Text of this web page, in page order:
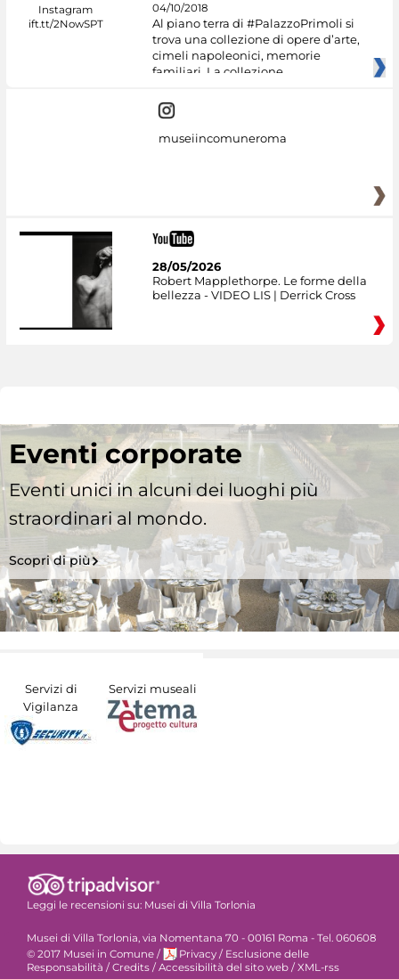
04/10/2018
Al piano terra di #PalazzoPrimoli si
trova una collezione di opere d’arte,
cimeli napoleonici, memorie
familiari. La collezione
museiincomuneroma
28/05/2026
Robert Mapplethorpe. Le forme della
bellezza - VIDEO LIS | Derrick Cross
Eventi corporate
Eventi unici in alcuni dei luoghi più
straordinari al mondo.
Scopri di più
Servizi di
Vigilanza
Servizi museali
Leggi le recensioni su: Musei di Villa Torlonia
Musei di Villa Torlonia, via Nomentana 70 - 00161 Roma - Tel. 060608
© 2017 Musei in Comune / Privacy / Esclusione delle
Responsabilità / Credits / Accessibilità del sito web / XML-rss